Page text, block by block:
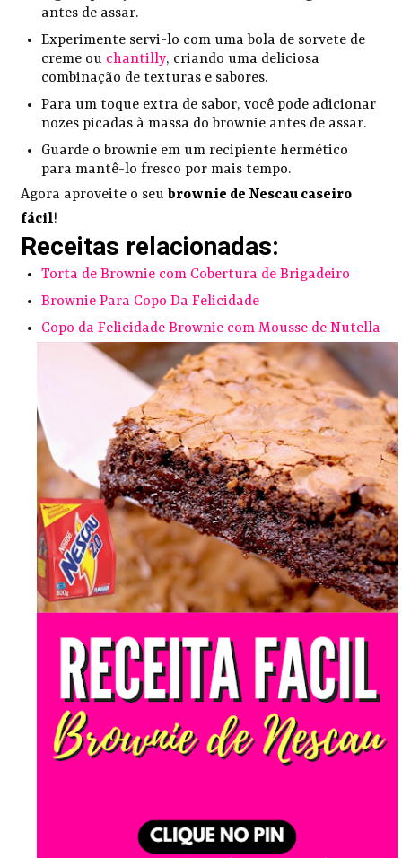
antes de assar.
Experimente servi-lo com uma bola de sorvete de
creme ou chantilly, criando uma deliciosa
combinação de texturas e sabores.
Para um toque extra de sabor, você pode adicionar
nozes picadas à massa do brownie antes de assar.
Guarde o brownie em um recipiente hermético
para mantê-lo fresco por mais tempo.
Agora aproveite o seu brownie de Nescau caseiro
fácil!
Receitas relacionadas:
Torta de Brownie com Cobertura de Brigadeiro
Brownie Para Copo Da Felicidade
Copo da Felicidade Brownie com Mousse de Nutella